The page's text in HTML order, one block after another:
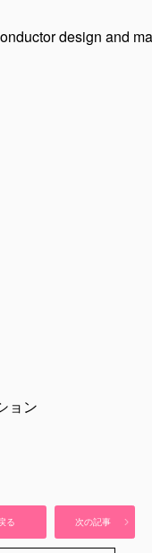
design and
ョン
る 次の記事